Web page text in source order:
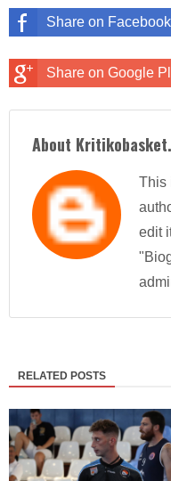
Share on Facebook
Share on Google
About
This
edit
RELATED POSTS